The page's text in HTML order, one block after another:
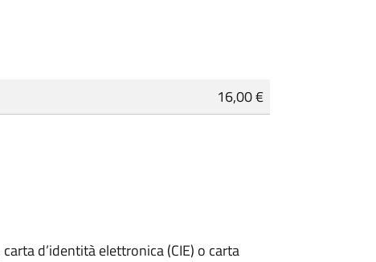
16,00 €
d’identità elettronica (CIE) o carta